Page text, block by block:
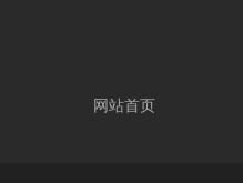
网站首页